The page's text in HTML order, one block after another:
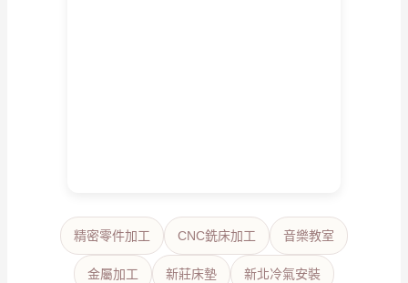
精密零件加工 CNC銑床加工 音樂教室
金屬加工 新莊床墊 新北冷氣安裝